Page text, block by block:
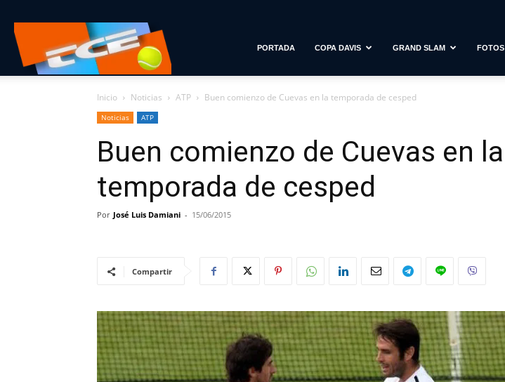
con
Estilo
PORTADA COPA DAVIS GRAND SLAM FOTOS
Inicio Noticias ATP Buen comienzo de Cuevas en la temporada de cesped
Noticias ATP
Buen comienzo de Cuevas en la
temporada de cesped
Por José Luis Damiani - 15/06/2015
Compartir